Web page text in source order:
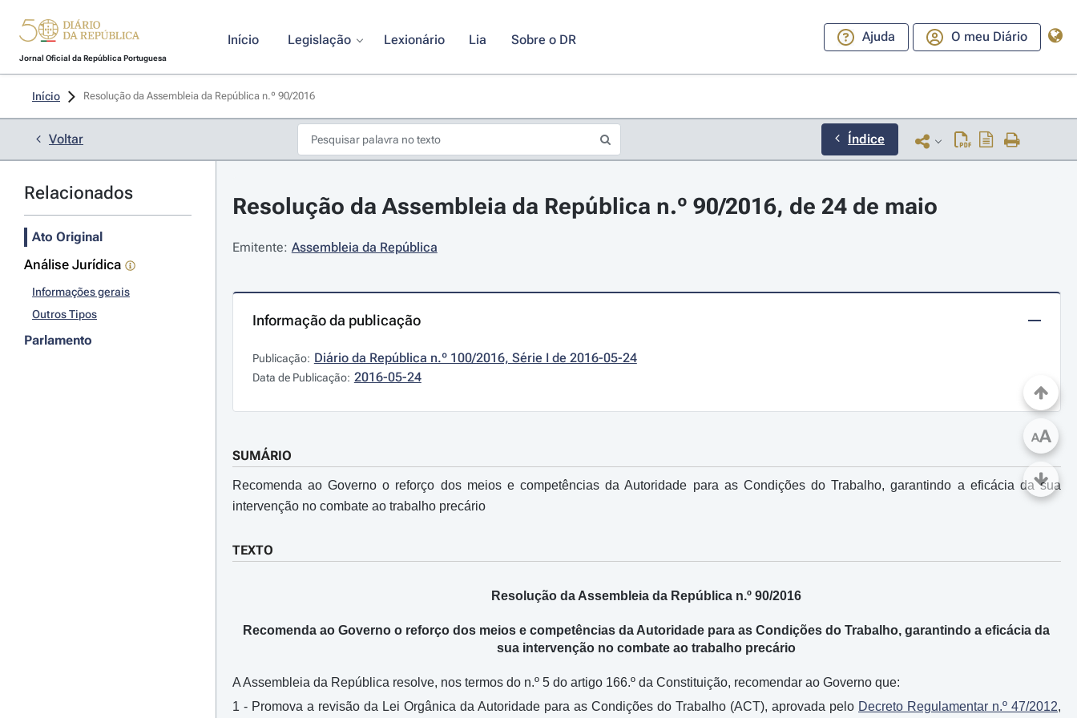
Jornal Oficial da República Portuguesa
Início Legislação Lexionário Lia Sobre o DR Ajuda O meu Diário
Início Resolução da Assembleia da República n.º 90/2016
Voltar Índice
Relacionados
Ato Original
Análise Jurídica
Informações gerais
Outros Tipos
Parlamento
Resolução da Assembleia da República n.º 90/2016, de 24 de maio
Emitente: Assembleia da República
Informação da publicação
Publicação: Diário da República n.º 100/2016, Série I de 2016-05-24
Data de Publicação: 2016-05-24
SUMÁRIO
Recomenda ao Governo o reforço dos meios e competências da Autoridade para as Condições do Trabalho, garantindo a eficácia da sua
intervenção no combate ao trabalho precário
TEXTO
Resolução da Assembleia da República n.º 90/2016
Recomenda ao Governo o reforço dos meios e competências da Autoridade para as Condições do Trabalho, garantindo a eficácia da
sua intervenção no combate ao trabalho precário
A Assembleia da República resolve, nos termos do n.º 5 do artigo 166.º da Constituição, recomendar ao Governo que:
1 - Promova a revisão da Lei Orgânica da Autoridade para as Condições do Trabalho (ACT), aprovada pelo Decreto Regulamentar n.º 47/2012,
AA